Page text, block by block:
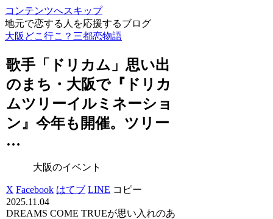
コンテンツへスキップ
地元で恋する人を応援するブログ
大阪どこ行こ？三都恋物語
歌手「ドリカム」思い出
のまち・ 大阪で『ドリカ
ムツリーイルミネーショ
ン』今年も開催。ツリー
…
大阪のイベント
X Facebook はてブ LINE コピー
2025.11.04
DREAMS COME TRUEが思い入れのあ